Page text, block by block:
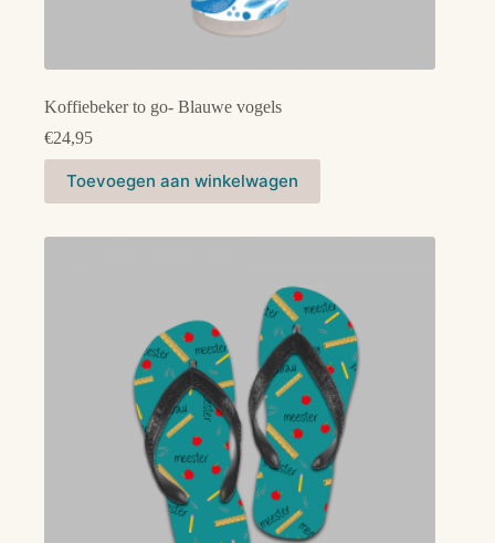
Koffiebeker to go- Blauwe vogels
€24,95
Toevoegen aan winkelwagen